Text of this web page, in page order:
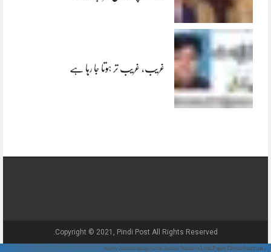
غریب، غریب تر ہوتا جا رہا ہے
Copyright © 2021, Pindi Post All Rights Reserved.
// Show Author Image with Author Name in UrduPaper Theme function